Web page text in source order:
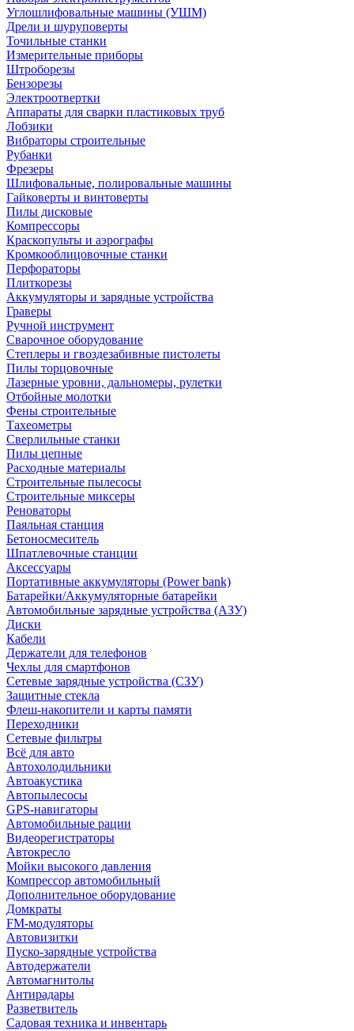
Углошлифовальные машины (УШМ)
Дрели и шуруповерты
Точильные станки
Измерительные приборы
Штроборезы
Бензорезы
Электроотвертки
Аппараты для сварки пластиковых труб
Лобзики
Вибраторы строительные
Рубанки
Фрезеры
Шлифовальные, полировальные машины
Гайковерты и винтоверты
Пилы дисковые
Компрессоры
Краскопульты и аэрографы
Кромкооблицовочные станки
Перфораторы
Плиткорезы
Аккумуляторы и зарядные устройства
Граверы
Ручной инструмент
Сварочное оборудование
Степлеры и гвоздезабивные пистолеты
Пилы торцовочные
Лазерные уровни, дальномеры, рулетки
Отбойные молотки
Фены строительные
Тахеометры
Сверлильные станки
Пилы цепные
Расходные материалы
Строительные пылесосы
Строительные миксеры
Реноваторы
Паяльная станция
Бетоносмеситель
Шпатлевочные станции
Аксессуары
Портативные аккумуляторы (Power bank)
Батарейки/Аккумуляторные батарейки
Автомобильные зарядные устройства (АЗУ)
Диски
Кабели
Держатели для телефонов
Чехлы для смартфонов
Сетевые зарядные устройства (СЗУ)
Защитные стекла
Флеш-накопители и карты памяти
Переходники
Сетевые фильтры
Всё для авто
Автохолодильники
Автоакустика
Автопылесосы
GPS-навигаторы
Автомобильные рации
Видеорегистраторы
Автокресло
Мойки высокого давления
Компрессор автомобильный
Дополнительное оборудование
Домкраты
FM-модуляторы
Автовизитки
Пуско-зарядные устройства
Автодержатели
Автомагнитолы
Антирадары
Разветвитель
Садовая техника и инвентарь